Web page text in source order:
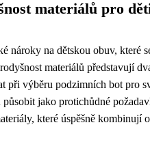
materiálů pro
nároky na dětskou obuv, které
materiálů představují
při výběru podzimních bot pro
jako protichůdné
které úspěšně kombinují